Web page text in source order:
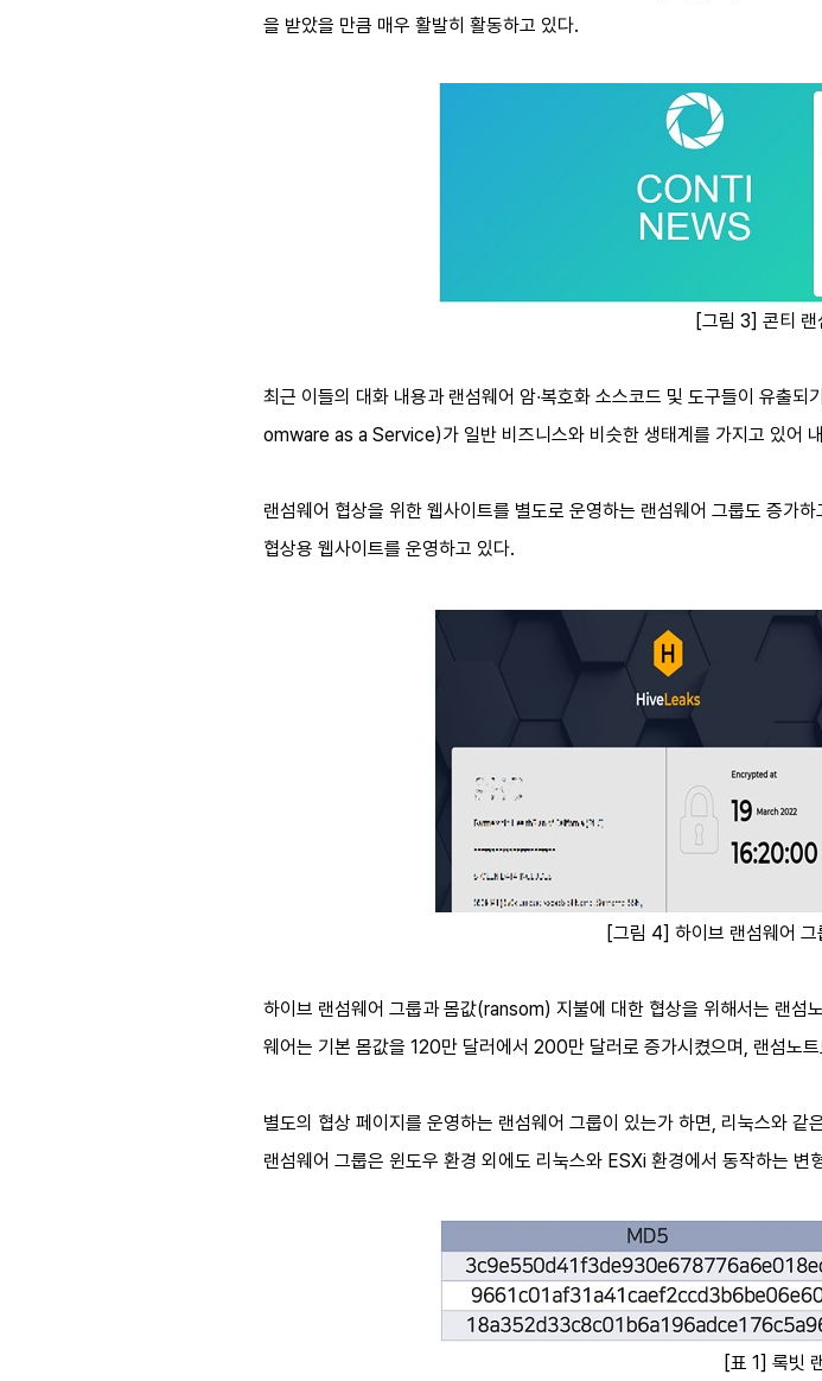
을 받았을 만큼 매우 활발히 활동하고 있다.
[그림 3] 콘티 랜
최근 이들의 대화 내용과 랜섬웨어 암∙복호화 소스코드 및 도구들이 유출
omware as a Service)가 일반 비즈니스와 비슷한 생태계를 가지고 있어
랜섬웨어 협상을 위한 웹사이트를 별도로 운영하는 랜섬웨어 그룹도 증가
협상용 웹사이트를 운영하고 있다.
[그림 4] 하이브 랜섬웨어
하이브 랜섬웨어 그룹과 몸값(ransom) 지불에 대한 협상을 위해서는 랜
웨어는 기본 몸값을 120만 달러에서 200만 달러로 증가시켰으며, 랜섬노
별도의 협상 페이지를 운영하는 랜섬웨어 그룹이 있는가 하면, 리눅스와
랜섬웨어 그룹은 윈도우 환경 외에도 리눅스와 ESXi 환경에서 동작하는 변
[표 1] 록빗